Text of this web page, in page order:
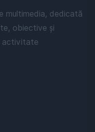
multimedia, dedicată
obiective și
activitate